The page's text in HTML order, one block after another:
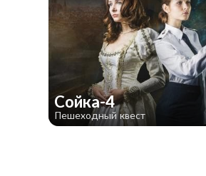
Сойка-4
Пешеходный квест